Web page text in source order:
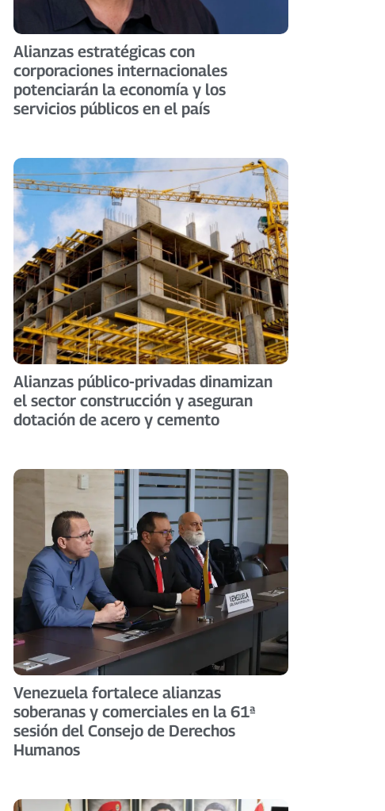
Alianzas estratégicas con
corporaciones internacionales
potenciarán la economía y los
servicios públicos en el país
Alianzas público-privadas dinamizan
el sector construcción y aseguran
dotación de acero y cemento
Venezuela fortalece alianzas
soberanas y comerciales en la 61ª
sesión del Consejo de Derechos
Humanos